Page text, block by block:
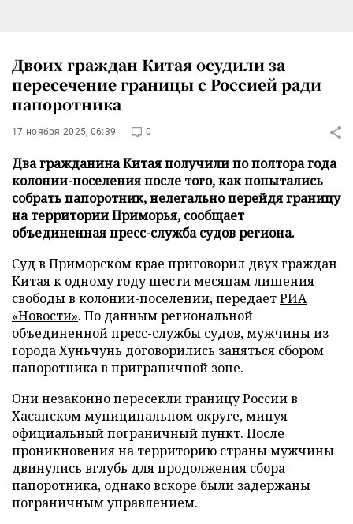
Двоих граждан Китая осудили за
пересечение границы с Россией ради
папоротника
17 ноября 2025, 06:39 0
Два гражданина Китая получили по полтора года
колонии-поселения после того, как попытались
собрать папоротник, нелегально перейдя границу
на территории Приморья, сообщает
объединенная пресс-служба судов региона.
Суд в Приморском крае приговорил двух граждан
Китая к одному году шести месяцам лишения
свободы в колонии-поселении, передаетРИА
«Новости». По данным региональной
объединенной пресс-службы судов, мужчины из
города Хуньчунь договорились заняться сбором
папоротника в приграничной зоне.
Они незаконно пересекли границу России в
Хасанском муниципальном округе, минуя
официальный пограничный пункт. После
проникновения на территорию страны мужчины
двинулись вглубь для продолжения сбора
папоротника, однако вскоре были задержаны
пограничным управлением.